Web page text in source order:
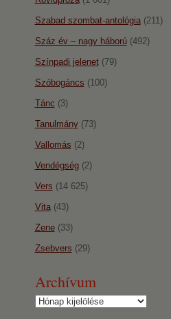
Szabad szombat-antológia(211)
Száz év – nagy háború(492)
Színpadi jelenet(79)
Szóbogáncs (100)
Tánc (3)
Tanulmány(73)
Vallomás (2)
Vendégség(2)
Vers (14 625)
Vita(43)
Zene(33)
Zsebvers (29)
Archívum
Archívum